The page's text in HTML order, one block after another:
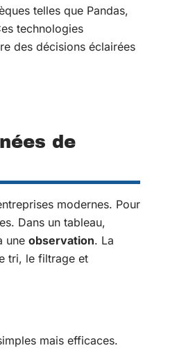
telles que Pandas,
technologies
des décisions éclairées
de
modernes. Pour
Dans un tableau,
une observation. La
tri, le filtrage et
mais efficaces.